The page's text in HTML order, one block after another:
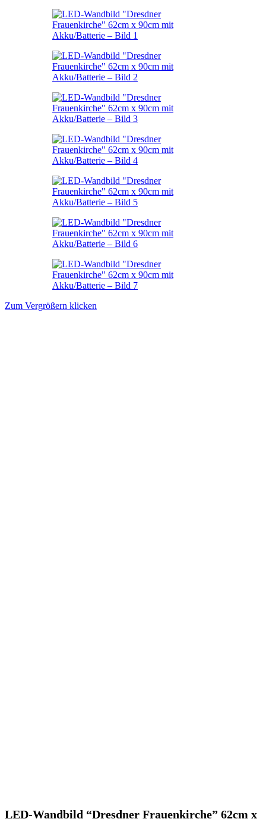
Zum Vergrößern klicken
LED-Wandbild “Dresdner Frauenkirche” 62cm x